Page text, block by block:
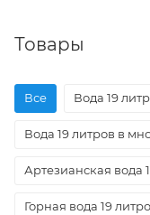
Товары
Все Вода 19
Вода 19 литров в
Артезианская вода
Горная вода 19